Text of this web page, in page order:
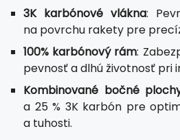
3K karbónové vlákna:
na povrchu rakety pre
100% karbónový rám:
pevnosť a dlhú životnosť pri
Kombinované bočné
a 25 % 3K karbón pre
a tuhosti.